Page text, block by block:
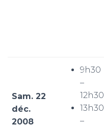
Sam. 22
déc.
2008
9h30
–
12h30
13h30
–